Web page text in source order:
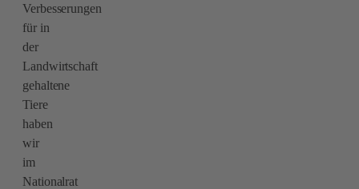
Verbesserungen
für in
der
Landwirtschaft
gehaltene
Tiere
haben
wir
im
Nationalrat